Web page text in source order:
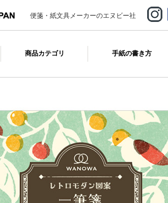
便箋・紙文具メーカーのエヌビー社
商品カテゴリ 手紙の書き方